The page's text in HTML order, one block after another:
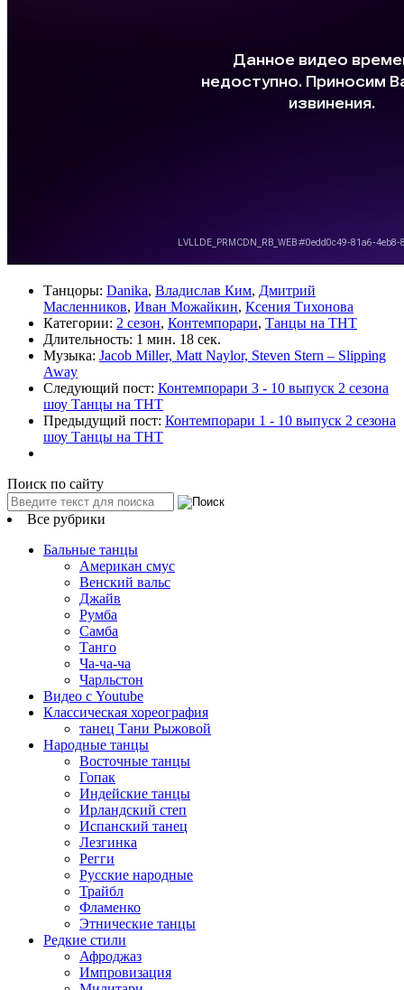
Танцоры: Danika, Владислав Ким, Дмитрий
Масленников, Иван Можайкин, Ксения Тихонова
Категории: 2 сезон, Контемпорари, Танцы на ТНТ
Длительность: 1 мин. 18 сек.
Музыка: Jacob Miller, Matt Naylor, Steven Stern – Slipping
Away
Следующий пост: Контемпорари 3 - 10 выпуск 2 сезона
шоу Танцы на ТНТ
Предыдущий пост: Контемпорари 1 - 10 выпуск 2 сезона
шоу Танцы на ТНТ
Поиск по сайту
Все рубрики
Бальные танцы
Американ смус
Венский вальс
Джайв
Румба
Самба
Танго
Ча-ча-ча
Чарльстон
Видео с Youtube
Классическая хореография
танец Тани Рыжовой
Народные танцы
Восточные танцы
Гопак
Индейские танцы
Ирландский степ
Испанский танец
Лезгинка
Регги
Русские народные
Трайбл
Фламенко
Этнические танцы
Редкие стили
Афроджаз
Импровизация